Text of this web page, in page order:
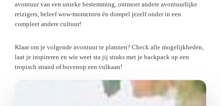
avontuur van een unieke bestemming, ontmoet andere avontuurlijke
reizigers, beleef wow-momenten én dompel jezelf onder in een
compleet andere cultuur!
Klaar om je volgende avontuur te plannen? Check alle mogelijkheden,
laat je inspireren en wie weet sta jij straks met je backpack op een
tropisch strand of bovenop een vulkaan!